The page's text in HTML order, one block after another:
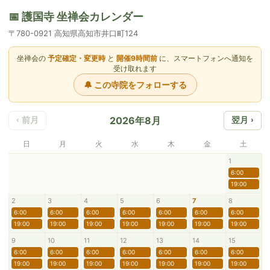
📅 護国寺 坐禅会カレンダー
〒780-0921 高知県高知市井口町124
坐禅会の 予定確定・変更時と 開催9時間前 に、スマートフォンへ通知を
受け取れます
🔔 この寺院をフォローする
‹ 前月 2026年8月 翌月 ›
日 月 火 水 木 金 土
1
6:00
19:00
2
6:00
19:00
3
6:00
19:00
4
6:00
19:00
5
6:00
19:00
6
6:00
19:00
7
6:00
19:00
8
6:00
19:00
9
6:00
19:00
10
6:00
19:00
11
6:00
19:00
12
6:00
19:00
13
6:00
19:00
14
6:00
19:00
15
6:00
19:00